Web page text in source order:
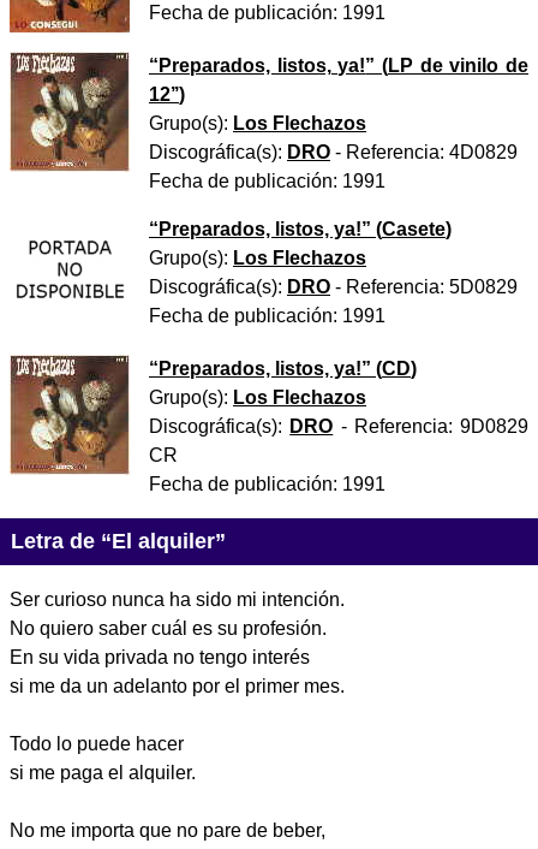
Fecha de publicación: 1991
“ Preparados, listos, ya!” (LP de vinilo de
12’’)
Grupo(s): Los Flechazos
Discográfica(s): DRO - Referencia: 4D0829
Fecha de publicación: 1991
“ Preparados, listos, ya!” (Casete)
Grupo(s): Los Flechazos
Discográfica(s): DRO - Referencia: 5D0829
Fecha de publicación: 1991
“ Preparados, listos, ya!” (CD)
Grupo(s): Los Flechazos
Discográfica(s): DRO - Referencia: 9D0829
CR
Fecha de publicación: 1991
Letra de “El alquiler”
Ser curioso nunca ha sido mi intención.
No quiero saber cuál es su profesión.
En su vida privada no tengo interés
si me da un adelanto por el primer mes.
Todo lo puede hacer
si me paga el alquiler.
No me importa que no pare de beber,